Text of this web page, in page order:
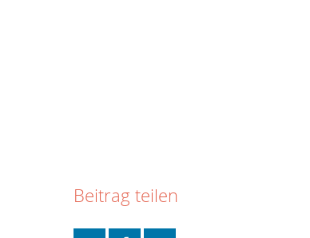
Beitrag teilen